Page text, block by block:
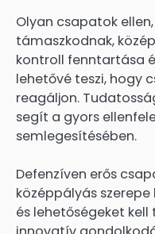
Olyan csapatok
támaszkodnak,
kontroll fenntartása
lehetővé teszi, hogy
reagáljon.
segít a gyors
semlegesítésében.
Defenzíven erős
középpályás
és lehetőségeket